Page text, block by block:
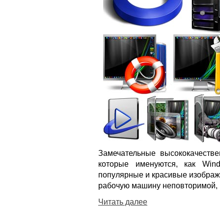
Замечательные
которые именуются, как
популярные и красивые
рабочую машину неповторимой,
Читать далее